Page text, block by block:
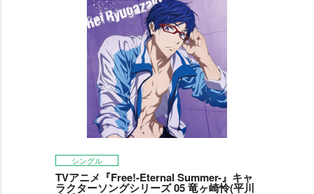
シングル
TVアニメ『Free!-Eternal Summer-』キャ
ラクターソングシリーズ 05 竜ヶ崎怜(平川